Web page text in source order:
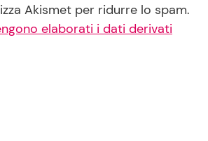
Akismet per ridurre lo spam.
elaborati i dati derivati